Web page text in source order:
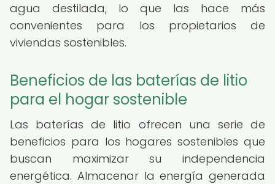
agua destilada, lo que las hace más
convenientes para los propietarios de
viviendas sostenibles.
Beneficios de las baterías de litio
para el hogar sostenible
Las baterías de litio ofrecen una serie de
beneficios para los hogares sostenibles que
buscan maximizar su independencia
energética. Almacenar la energía generada